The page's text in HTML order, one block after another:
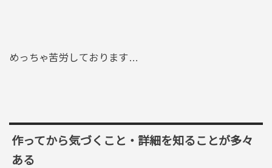
めっちゃ苦労しております…
作ってから気づくこと・詳細を知ることが多々
ある